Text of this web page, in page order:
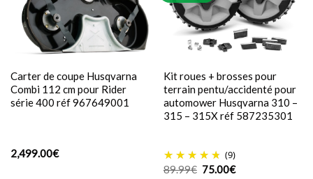
Carter de coupe Husqvarna
Combi 112 cm pour Rider
série 400 réf 967649001
2,499.00€
Kit roues + brosses pour
terrain pentu/accidenté pour
automower Husqvarna 310 –
315 – 315X réf 587235301
(9)
89.99€ Le
prix
75.00€Le
prix